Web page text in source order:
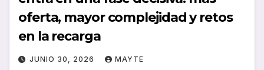
oferta, mayor complejidad y retos
en la recarga
JUNIO 30, 2026 MAYTE